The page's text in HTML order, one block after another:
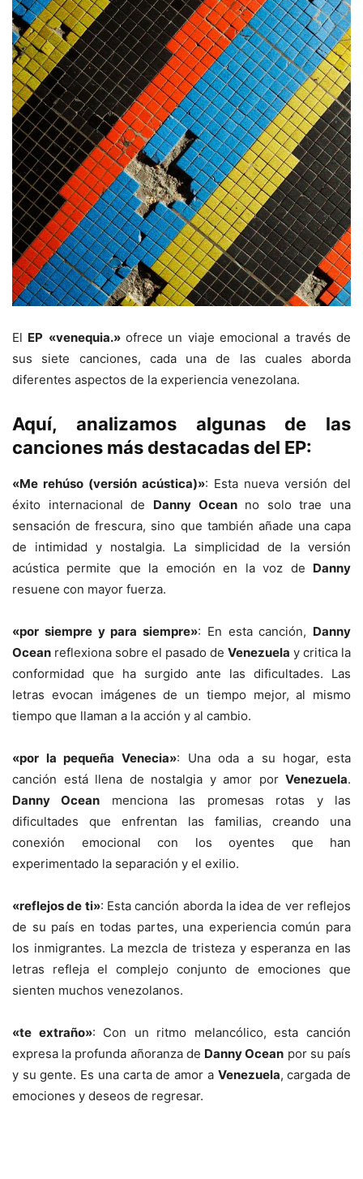
El EP «venequia.»ofrece un viaje emocional a través de
sus siete canciones, cada una de las cuales aborda
diferentes aspectos de la experiencia venezolana.
Aquí, analizamos algunas de las
canciones más destacadas del EP:
«Me rehúso (versión acústica)»: Esta nueva versión del
éxito internacional de Danny Oceanno solo trae una
sensación de frescura, sino que también añade una capa
de intimidad y nostalgia. La simplicidad de la versión
acústica permite que la emoción en la voz de Danny
resuene con mayor fuerza.
«por siempre y para siempre»: En esta canción, Danny
Ocean reflexiona sobre el pasado de Venezuela y critica la
conformidad que ha surgido ante las dificultades. Las
letras evocan imágenes de un tiempo mejor, al mismo
tiempo que llaman a la acción y al cambio.
«por la pequeña Venecia»: Una oda a su hogar, esta
canción está llena de nostalgia y amor por Venezuela.
Danny Ocean menciona las promesas rotas y las
dificultades que enfrentan las familias, creando una
conexión emocional con los oyentes que han
experimentado la separación y el exilio.
«reflejos de ti»: Esta canción aborda la idea de ver reflejos
de su país en todas partes, una experiencia común para
los inmigrantes. La mezcla de tristeza y esperanza en las
letras refleja el complejo conjunto de emociones que
sienten muchos venezolanos.
«te extraño»: Con un ritmo melancólico, esta canción
expresa la profunda añoranza de Danny Ocean por su país
y su gente. Es una carta de amor a Venezuela, cargada de
emociones y deseos de regresar.